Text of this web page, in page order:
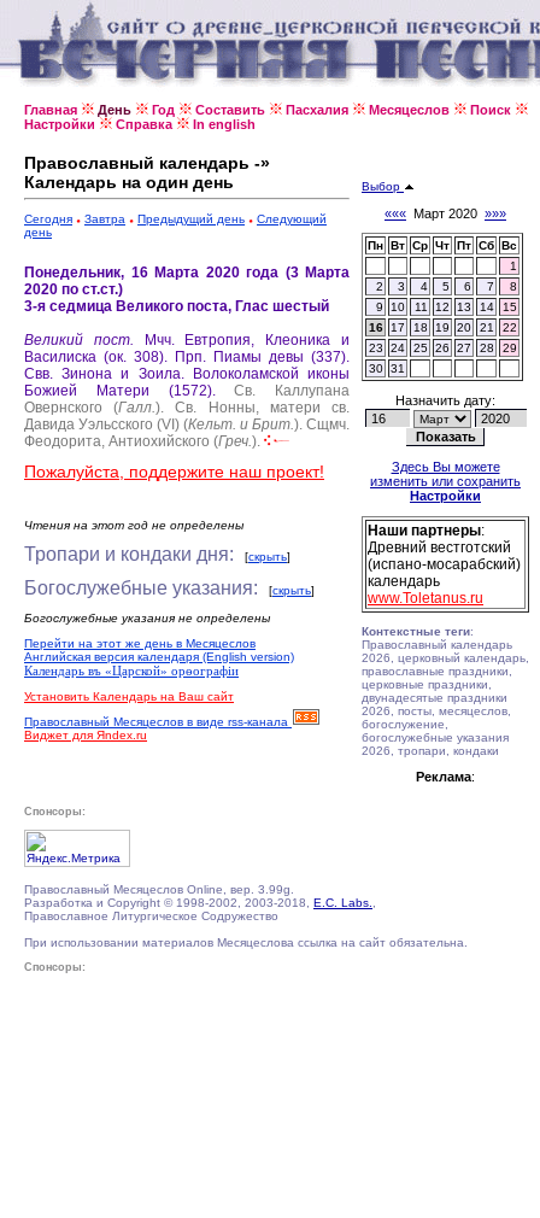
Главная День Год Составить Пасхалия Месяцеслов
Поиск
Настройки
Справка In english
Православный календарь -»
Календарь на один день
Сегодня Завтра Предыдущий день
Следующий
день
Понедельник, 16 Марта 2020 года (3 Марта
2020 по ст.ст.)
3-я седмица Великого поста, Глас шестый
Великий пост.
Мчч. Евтропия, Клеоника и
Василиска (ок. 308). Прп. Пиамы девы (337).
Свв. Зинона и Зоила.
Волоколамской иконы
Божией Матери (1572).Св. Каллупана
Овернского (Галл.).
Св. Нонны, матери св.
Давида Уэльсского (VI) (Кельт. и Брит.). Сщмч.
Феодорита, Антиохийского (Греч.).
Пожалуйста, поддержите наш проект!
Чтения на этот год не определены
Тропари и кондаки дня: [скрыть]
Богослужебные указания: [скрыть]
Богослужебные указания не определены
Перейти на этот же день в Месяцеслов
Английская версия календаря (English version)
Календарь въ «Царской» орѳографiи
Установить Календарь на Ваш сайт
Православный Месяцеслов в виде rss-канала
Виджет для Яndex.ru
Выбор
««« Март 2020 »»»
Пн Вт Ср Чт Пт Сб Вс
1
2
3 4 5 6 7
8
9
10 11 12 13 14
15
16
17 18 19 20 21
22
23
24 25 26 27 28
29
30 31
Назначить дату:
Здесь Вы можете
изменить или сохранить
Настройки
Наши партнеры:
Древний вестготский
(испано-мосарабский)
календарь
www.Toletanus.ru
Контекстные теги:
Православный календарь
2026, церковный календарь,
православные праздники,
церковные праздники,
двунадесятые праздники
2026, посты, месяцеслов,
богослужение,
богослужебные указания
2026, тропари, кондаки
Реклама:
Спонсоры:
Православный Месяцеслов Online, вер. 3.99g.
Разработка и Copyright © 1998-2002, 2003-2018, E.C. Labs.
Православное Литургическое Содружество
При использовании материалов Месяцеслова ссылка на сайт обязательна.
Спонсоры: